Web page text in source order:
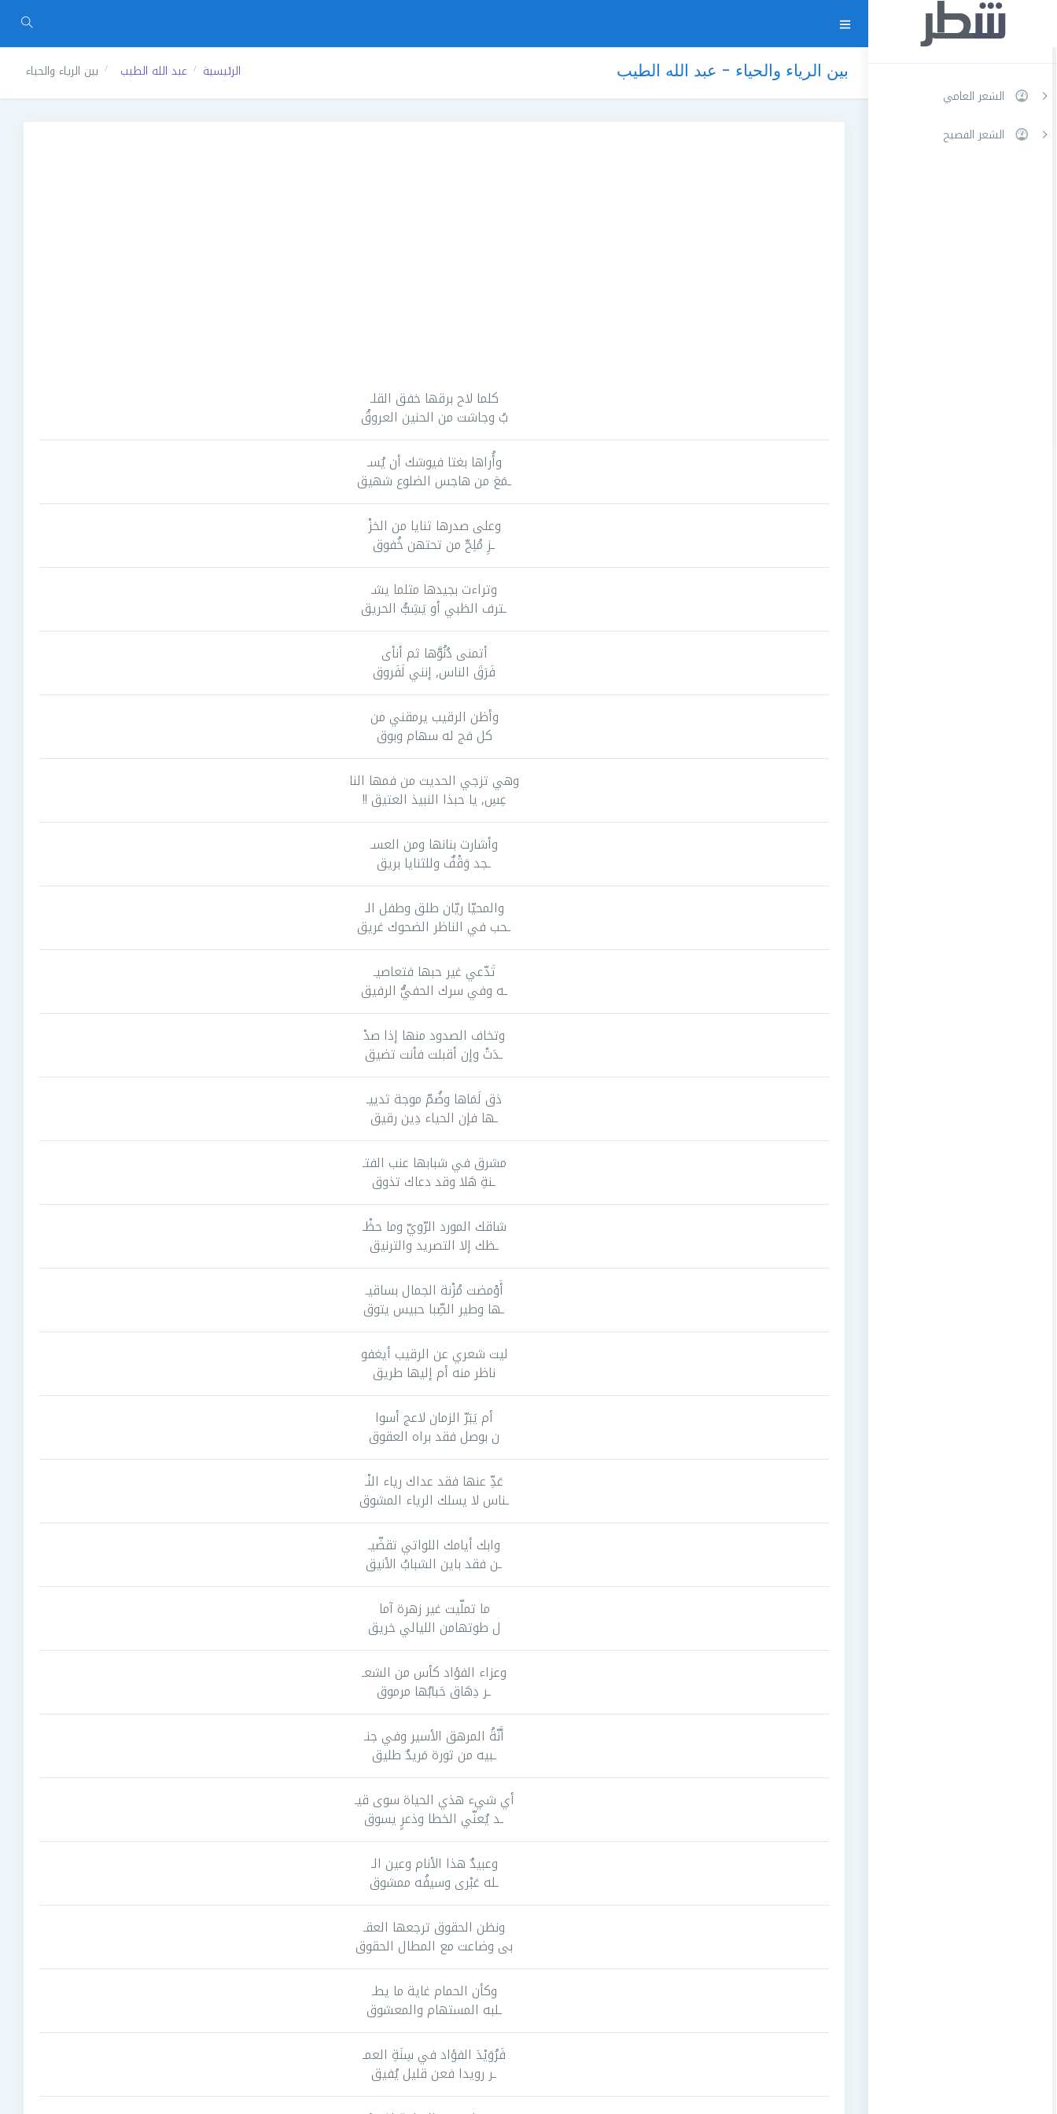
الشعر العامي
الشعر الفصيح
بين الرياء والحياء - عبد الله الطيب الرئيسية عبد الله الطيب بين الرياء والحياء
كلما لاح برقها خفق القلـ
بُ وجاشت من الحنين العروقُ
وأُراها بغتا فيوشك أن يُسـ
ـمَعَ من هاجس الضلوع شهيق
وعلى صدرها ثنايا من الخزْ
ـزِ مُلِحّ من تحتهن خُفوق
وتراءت بجيدها مثلما يشـ
ـترف الظبي أو يَشِبُّ الحريق
أتمنى دُنُوَّها ثم أنأى
فَرَقَ الناس, إنني لَفَروق
وأظن الرقيب يرمقني من
كل فج له سهام وبوق
وهي تزجي الحديث من فمها النا
عِسِ, يا حبذا النبيذ العتيق !!
وأشارت بنانها ومن العسـ
ـجد وَقْفٌ وللثنايا بريق
والمحيّا ريّان طلق وطفل الـ
ـحب في الناظر الضحوك غريق
تَدّعي غير حبها فتعاصيـ
ـه وفي سرك الحفيُّ الرفيق
وتخاف الصدود منها إذا صدْ
ـدَتْ وإن أقبلت فأنت تضيق
ذق لَمَاها وضُمّ موجة ثدييـ
ـها فإن الحياء دِين رقيق
مشرق في شبابها عنب الفتـ
ـنةِ هَلا وقد دعاك تذوق
شاقك المورد الرّويّ وما حظْـ
ـظك إلا التصريد والترنيق
أَوْمضت مُزْنة الجمال بساقيـ
ـها وطير الصِّبا حبيس يتوق
ليت شعري عن الرقيب أيغفو
ناظر منه أم إليها طريق
أم يَبَرّ الزمان لاعج أسوا
ن بوصل فقد براه العقوق
عَدِّ عنها فقد عداك رياء النْـ
ـناس لا يسلك الرياء المشوق
وابك أيامك اللواتي تقضّيـ
ـن فقد باين الشبابُ الأنيق
ما تملّيت غير زهرة آما
ل طوتهامن الليالي خريق
وعزاء الفؤاد كأس من الشعـ
ـر دِهَاق حَبابُها مرموق
أَنّةُ المرهق الأسير وفي جنـ
ـبيه من ثورة مَريدٌ طليق
أي شيء هذي الحياة سوى قيـ
ـد يُعنّي الخطا وذعرٍ يسوق
وعبيدٌ هذا الأنام وعين الـ
ـله عَبْرى وسيفُه ممشوق
ونظن الحقوق ترجعها العقـ
بى وضاعت مع المطال الحقوق
وكأن الحمام غاية ما يطـ
ـلبه المستهام والمعشوق
فَرُوَيْدَ الفؤاد في سِنَةِ العمـ
ـر رويدا فعن قليل يُفيق